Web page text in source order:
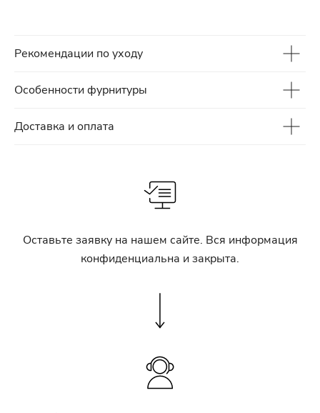
Рекомендации по уходу
Особенности фурнитуры
Доставка и оплата
Оставьте заявку на нашем сайте. Вся информация
конфиденциальна и закрыта.